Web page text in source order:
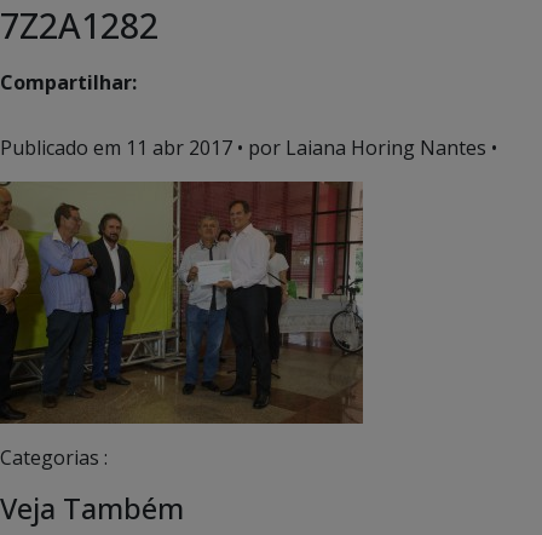
7Z2A1282
Compartilhar:
Publicado em 11 abr 2017 • por Laiana Horing Nantes •
Categorias :
Veja Também